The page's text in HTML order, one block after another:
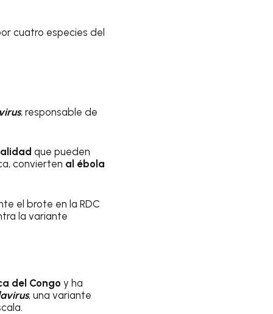
cuatro especies del
, responsable de
que pueden
convierten al ébola
el brote en la RDC
la variante
del Congo y ha
, una variante